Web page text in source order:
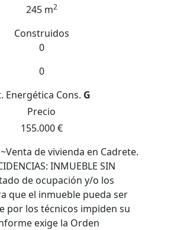
245 m2
Construidos
0
0
Energética Cons. G
Precio
155.000 €
de vivienda en Cadrete.
INMUEBLE SIN
de ocupación y/o los
que el inmueble pueda ser
por los técnicos impiden su
exige la Orden